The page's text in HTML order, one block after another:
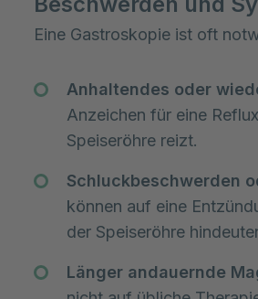
Eine Gastroskopie ist oft
Anhaltendes oder
Anzeichen für eine
Speiseröhre reizt.
Schluckbeschwerden
können auf eine
der Speiseröhre
Länger andauernde